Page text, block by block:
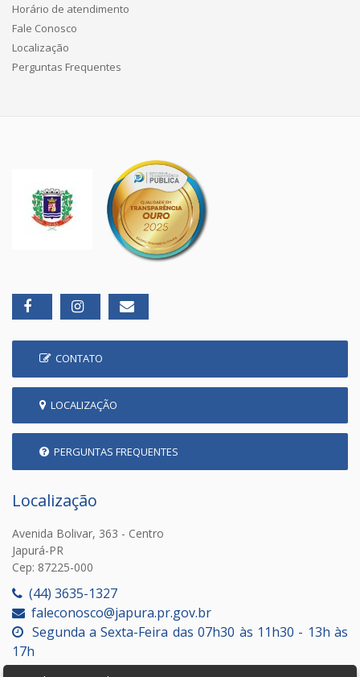
Horário de atendimento
Fale Conosco
Localização
Perguntas Frequentes
CONTATO
LOCALIZAÇÃO
PERGUNTAS FREQUENTES
Localização
Avenida Bolivar, 363 - Centro
Japurá-PR
Cep: 87225-000
(44) 3635-1327
faleconosco@japura.pr.gov.br
Segunda a Sexta-Feira das 07h30 às 11h30 - 13h às
17h